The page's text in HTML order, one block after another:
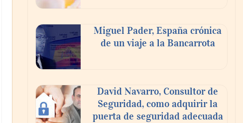
Miguel Pader, España crónica
de un viaje a la Bancarrota
David Navarro, Consultor de
Seguridad, como adquirir la
puerta de seguridad adecuada